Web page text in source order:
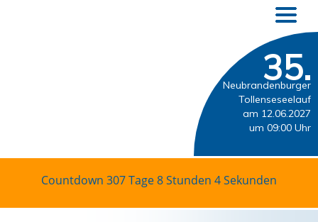
35.
Neubrandenburger
Tollenseseelauf
am 12.06.2027
um 09:00 Uhr
Countdown 307 Tage 8 Stunden 4 Sekunden